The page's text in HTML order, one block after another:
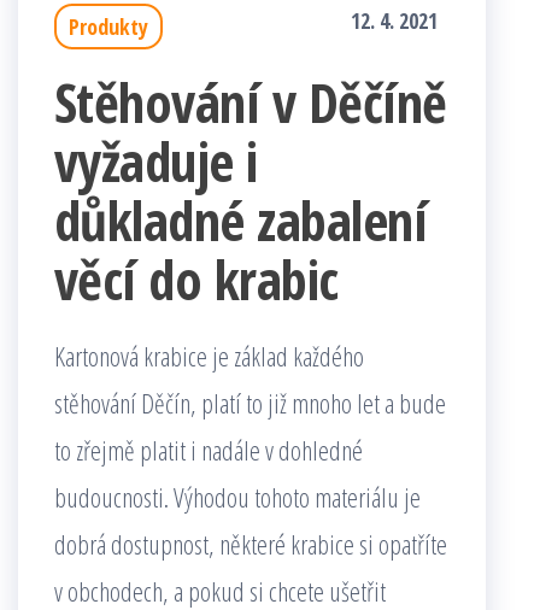
Produkty 12. 4. 2021
Stěhování v Děčíně
vyžaduje i
důkladné zabalení
věcí do krabic
Kartonová krabice je základ každého
stěhování Děčín, platí to již mnoho let a bude
to zřejmě platit i nadále v dohledné
budoucnosti. Výhodou tohoto materiálu je
dobrá dostupnost, některé krabice si opatříte
v obchodech, a pokud si chcete ušetřit